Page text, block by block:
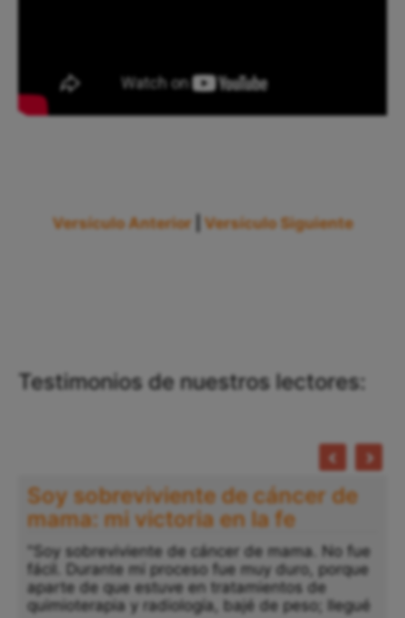
Versículo Anterior Versículo Siguiente
Testimonios de nuestros lectores:
Soy sobreviviente de cáncer de
mama: mi victoria en la fe
"Soy sobreviviente de cáncer de mama. No fue
fácil. Durante mi proceso fue muy duro, porque
aparte de que estuve en tratamientos de
quimioterapia y radiología, bajé de peso; llegué